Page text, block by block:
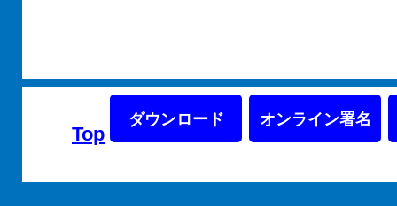
Top
ダウンロード オンライン署名